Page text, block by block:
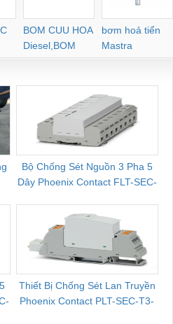
BOM CUU HOA
Diesel,BOM
CHUA CHAY
bơm hoả tiển
Mastra
Bộ Chống Sét Nguồn 3 Pha 5
Dây Phoenix Contact FLT-SEC-
Thiết Bị Chống Sét Lan Truyền
Phoenix Contact PLT-SEC-T3-